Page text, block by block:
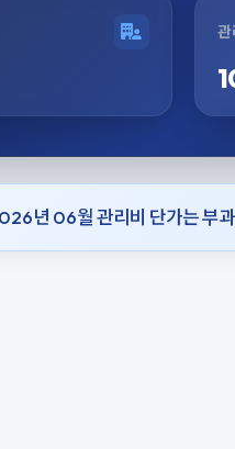
관
년 06월 관리비 단가는 부